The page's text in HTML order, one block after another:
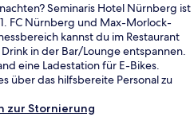
Seminaris Hotel Nürnberg ist
FC Nürnberg und Max-Morlock-
kannst du im Restaurant
in der Bar/Lounge entspannen.
eine Ladestation für E-Bikes.
über das hilfsbereite Personal zu
zur Stornierung